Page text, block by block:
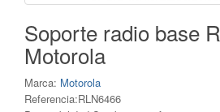
Soporte radio base
Motorola
Marca: Motorola
Referencia:RLN6466